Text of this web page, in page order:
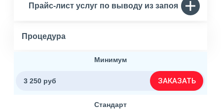
Прайс-лист услуг по выводу из запоя
Процедура
Минимум
3 250 руб ЗАКАЗАТЬ
Стандарт